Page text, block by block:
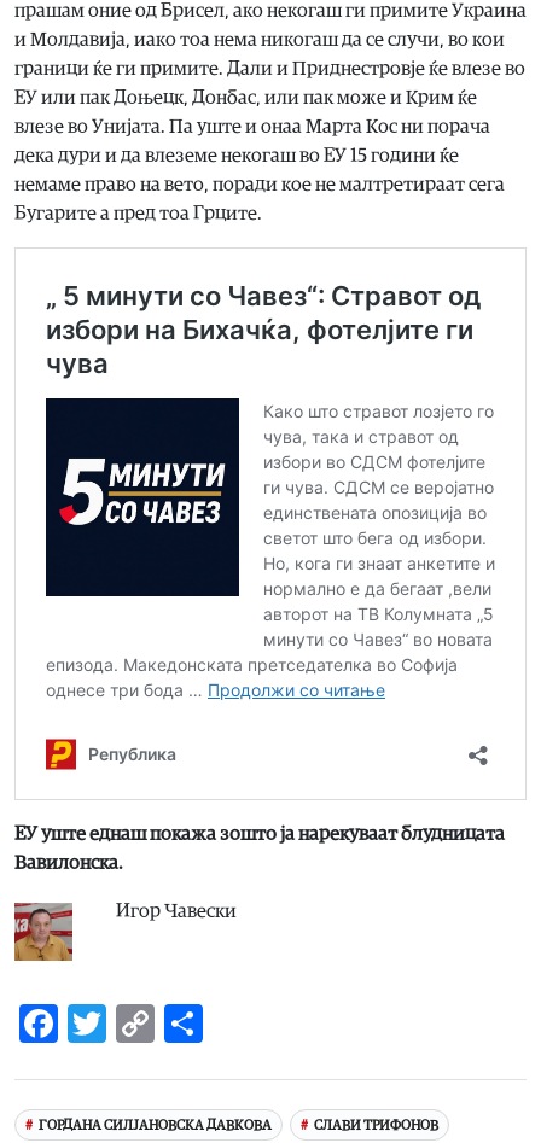
прашам оние од Брисел, ако некогаш ги примите Украина
и Молдавија, иако тоа нема никогаш да се случи, во кои
граници ќе ги примите. Дали и Приднестровје ќе влезе во
ЕУ или пак Доњецк, Донбас, или пак може и Крим ќе
влезе во Унијата. Па уште и онаа Марта Кос ни порача
дека дури и да влеземе некогаш во ЕУ 15 години ќе
немаме право на вето, поради кое не малтретираат сега
Бугарите а пред тоа Грците.
ЕУ уште еднаш покажа зошто ја нарекуваат блудницата
Вавилонска.
Игор Чавески
Facebook
Twitter
Copy
ГОРДАНА СИЛЈАНОВСКА ДАВКОВА СЛАВИ ТРИФОНОВ